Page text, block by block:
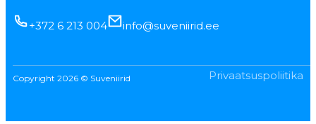
+372 6 213 004 info@suveniirid.ee
Copyright 2026 © Suveniirid Privaatsuspoliitika